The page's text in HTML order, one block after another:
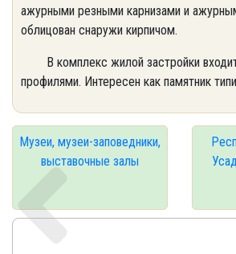
ажурными резными карнизами и
облицован снаружи кирпичом.
В комплекс жилой застройки входит
профилями. Интересен как памятник
Музеи, музеи-заповедники,
выставочные залы